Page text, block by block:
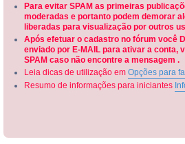
Para evitar SPAM as primeiras
moderadas e portanto podem demorar
liberadas para visualização por outros
Após efetuar o cadastro no fórum você
enviado por E-MAIL para ativar a conta,
SPAM caso não encontre a mensagem .
Leia dicas de utilização em Opções para
Resumo de informações para iniciantes